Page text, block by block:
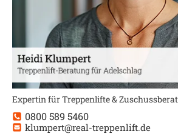
Expertin für Treppenlifte &
0800 589 5460
klumpert@real-treppenlift.de